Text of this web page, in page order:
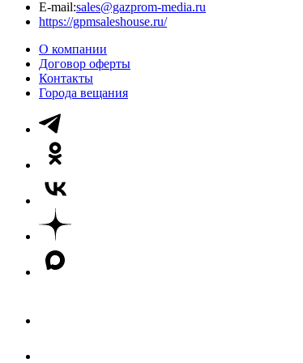
E-mail:sales@gazprom-media.ru
https://gpmsaleshouse.ru/
О компании
Договор оферты
Контакты
Города вещания